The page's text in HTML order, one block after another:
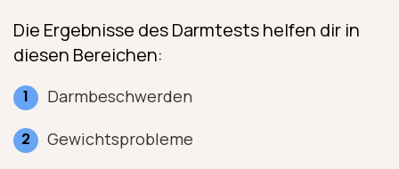
Die Ergebnisse des Darmtests helfen dir in
diesen Bereichen:
Darmbeschwerden
Gewichtsprobleme